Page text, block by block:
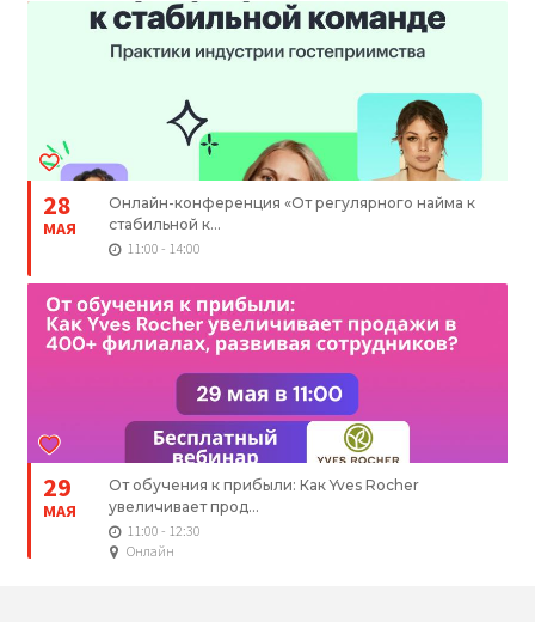
28
МАЯ
Онлайн-конференция «От регулярного найма к
стабильной к...
11:00 - 14:00
29
МАЯ
От обучения к прибыли: Как Yves Rocher
увеличивает прод...
11:00 - 12:30
Онлайн